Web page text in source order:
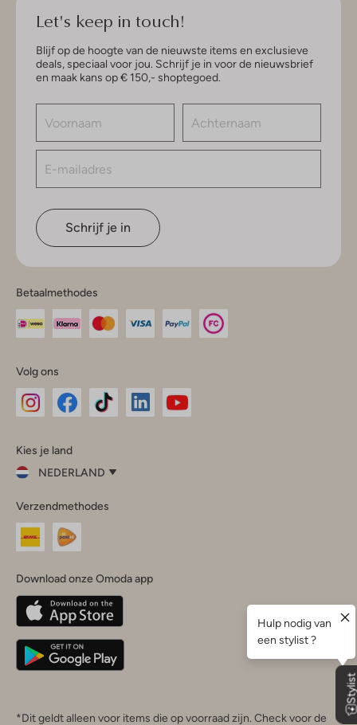
Let's keep in touch!
Blijf op de hoogte van de nieuwste items en exclusieve
deals, speciaal voor jou. Schrijf je in voor de nieuwsbrief
en maak kans op € 150,- shoptegoed.
Schrijf je in
Betaalmethodes
Volg ons
InstagramFacebook
Kies je land
NEDERLAND
je
land
Nederland
Belgique(Français)
Deutschland
Verzendmethodes
Download onze Omoda app
*Dit geldt alleen voor items die op voorraad zijn. Check voor de